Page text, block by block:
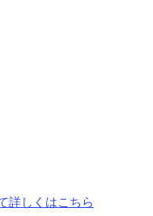
詳しくはこちら